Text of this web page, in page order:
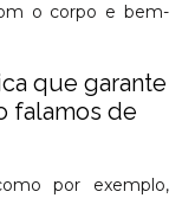
o corpo e bem-
que garante
falamos de
por exemplo,